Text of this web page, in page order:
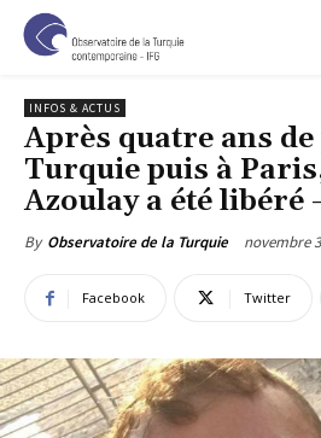
INFOS & ACTUS
Après quatre ans
Turquie puis à
Azoulay a été libéré
By Observatoire de la Turquie novembre
Facebook Twitter